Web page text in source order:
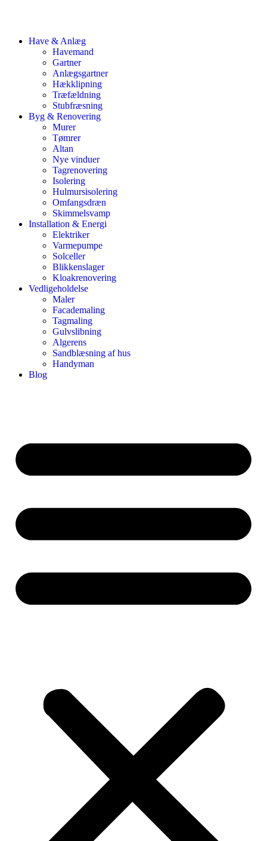
Have & Anlæg
Havemand
Gartner
Anlægsgartner
Hækklipning
Træfældning
Stubfræsning
Byg & Renovering
Murer
Tømrer
Altan
Nye vinduer
Tagrenovering
Isolering
Hulmursisolering
Omfangsdræn
Skimmelsvamp
Installation & Energi
Elektriker
Varmepumpe
Solceller
Blikkenslager
Kloakrenovering
Vedligeholdelse
Maler
Facademaling
Tagmaling
Gulvslibning
Algerens
Sandblæsning af hus
Handyman
Blog